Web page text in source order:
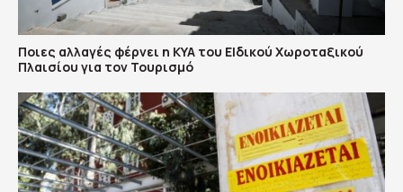
Ποιες αλλαγές φέρνει η ΚΥΑ του ΕΙδικού Χωροταξικού
Πλαισίου για τον Τουρισμό